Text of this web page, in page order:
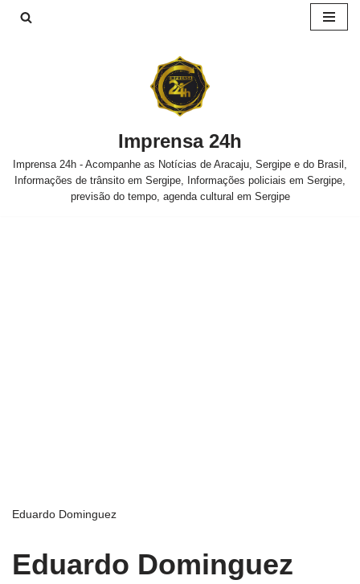
Imprensa 24h
Imprensa 24h - Acompanhe as Notícias de Aracaju, Sergipe e do Brasil,
Informações de trânsito em Sergipe, Informações policiais em Sergipe,
previsão do tempo, agenda cultural em Sergipe
Eduardo Dominguez
Eduardo Dominguez